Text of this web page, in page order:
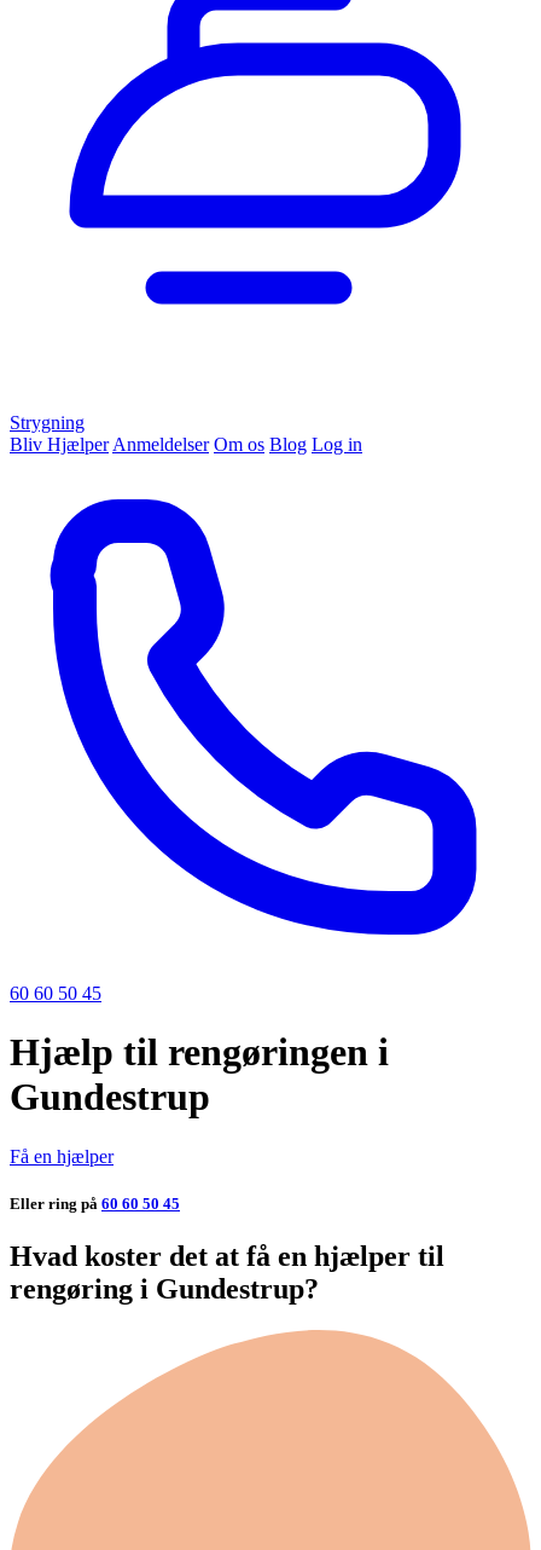
Strygning
Bliv Hjælper Anmeldelser Om os Blog Log in
60 60 50 45
Hjælp til rengøringen i
Gundestrup
Få en hjælper
Eller ring på 60 60 50 45
Hvad koster det at få en hjælper til
rengøring i Gundestrup?